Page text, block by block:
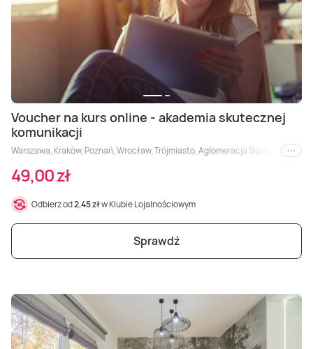
Voucher na kurs online - akademia skutecznej
komunikacji
Warszawa, Kraków, Poznań, Wrocław, Trójmiasto, Aglomeracja Śląska, Wiele
i inne
49,00 zł
Odbierz od2,45 złw Klubie Lojalnościowym
Sprawdź